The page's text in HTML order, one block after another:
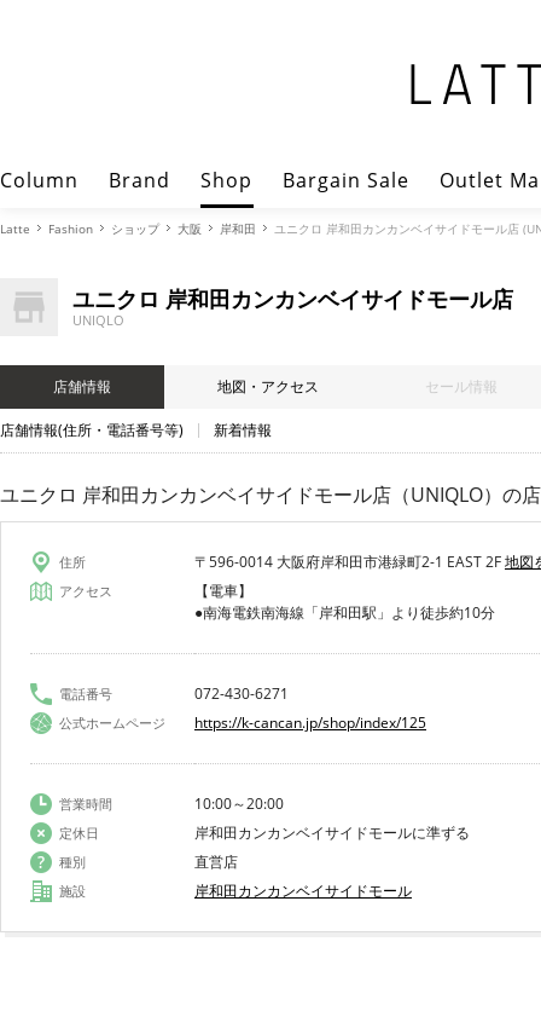
Column Brand Shop Bargain Sale Outlet
Latte Fashion ショップ 大阪 岸和田 ユニクロ 岸和田カンカンベイサイドモール店
ユニクロ 岸和田カンカンベイサイドモール店
UNIQLO
店舗情報 地図・アクセス セール情報
店舗情報(住所・電話番号等) 新着情報
ユニクロ 岸和田カンカンベイサイドモール店（UNIQLO） の
住所 〒596-0014 大阪府岸和田市港緑町2-1 EAST 2F地図
アクセス
【電車】
●南海電鉄南海線「岸和田駅」より徒歩約10分
電話番号 072-430-6271
公式ホームページ https://k-cancan.jp/shop/index/125
営業時間 10:00～20:00
定休日 岸和田カンカンベイサイドモールに準ずる
種別 直営店
施設 岸和田カンカンベイサイドモール